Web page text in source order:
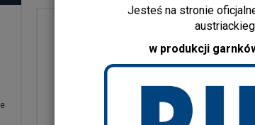
Jesteś na stronie
w produkcji